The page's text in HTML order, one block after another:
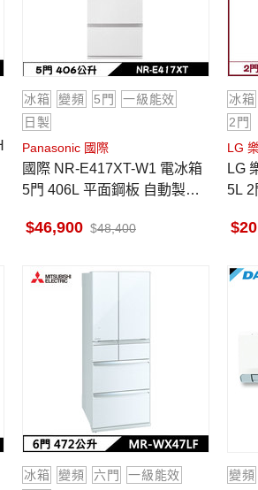
冰箱 變頻 5門
一級能效
日製
Panasonic 國際
國際 NR-E417XT-W1 電冰箱
5門 406L 平面鋼板 自動製冰
46,900 48,400
冰箱
2門
LG
LG
5L 2
冰箱 變頻 六門
一級能效
變頻